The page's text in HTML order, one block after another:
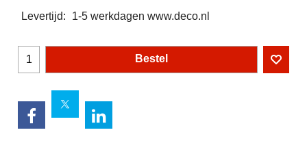
Levertijd: 1-5 werkdagen www.deco.nl
Bestel